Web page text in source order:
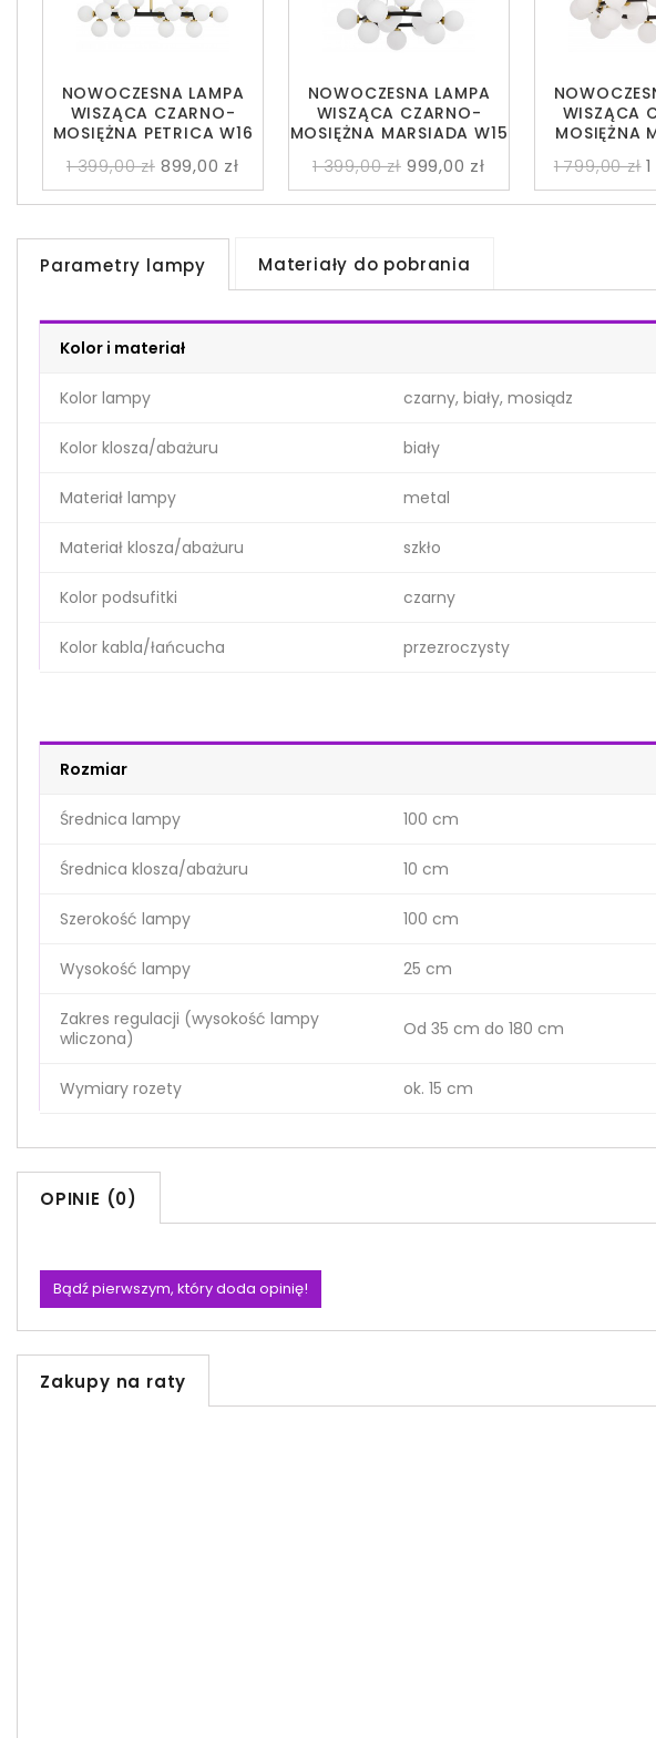
WISZĄCA
MOSIĘŻNA
1 799,00 zł
NOWOCZESNA LAMPA
WISZĄCA CZARNO-
MOSIĘŻNA MARSIADA W15
1 399,00 zł 999,00 zł
NOWOCZESNA LAMPA
WISZĄCA CZARNO-
MOSIĘŻNA PETRICA W16
1 399,00 zł 899,00 zł
Parametry lampy Materiały do pobrania
Kolor i materiał
Kolor lampy czarny, biały, mosiądz
Kolor klosza/abażuru biały
Materiał lampy metal
Materiał klosza/abażuru szkło
Kolor podsufitki czarny
Kolor kabla/łańcucha przezroczysty
Rozmiar
Średnica lampy 100 cm
Średnica klosza/abażuru 10 cm
Szerokość lampy 100 cm
Wysokość lampy 25 cm
Zakres regulacji (wysokość lampy
wliczona)
Od 35 cm do 180 cm
Wymiary rozety ok. 15 cm
OPINIE (0)
Bądź pierwszym, który doda opinię!
Zakupy na raty